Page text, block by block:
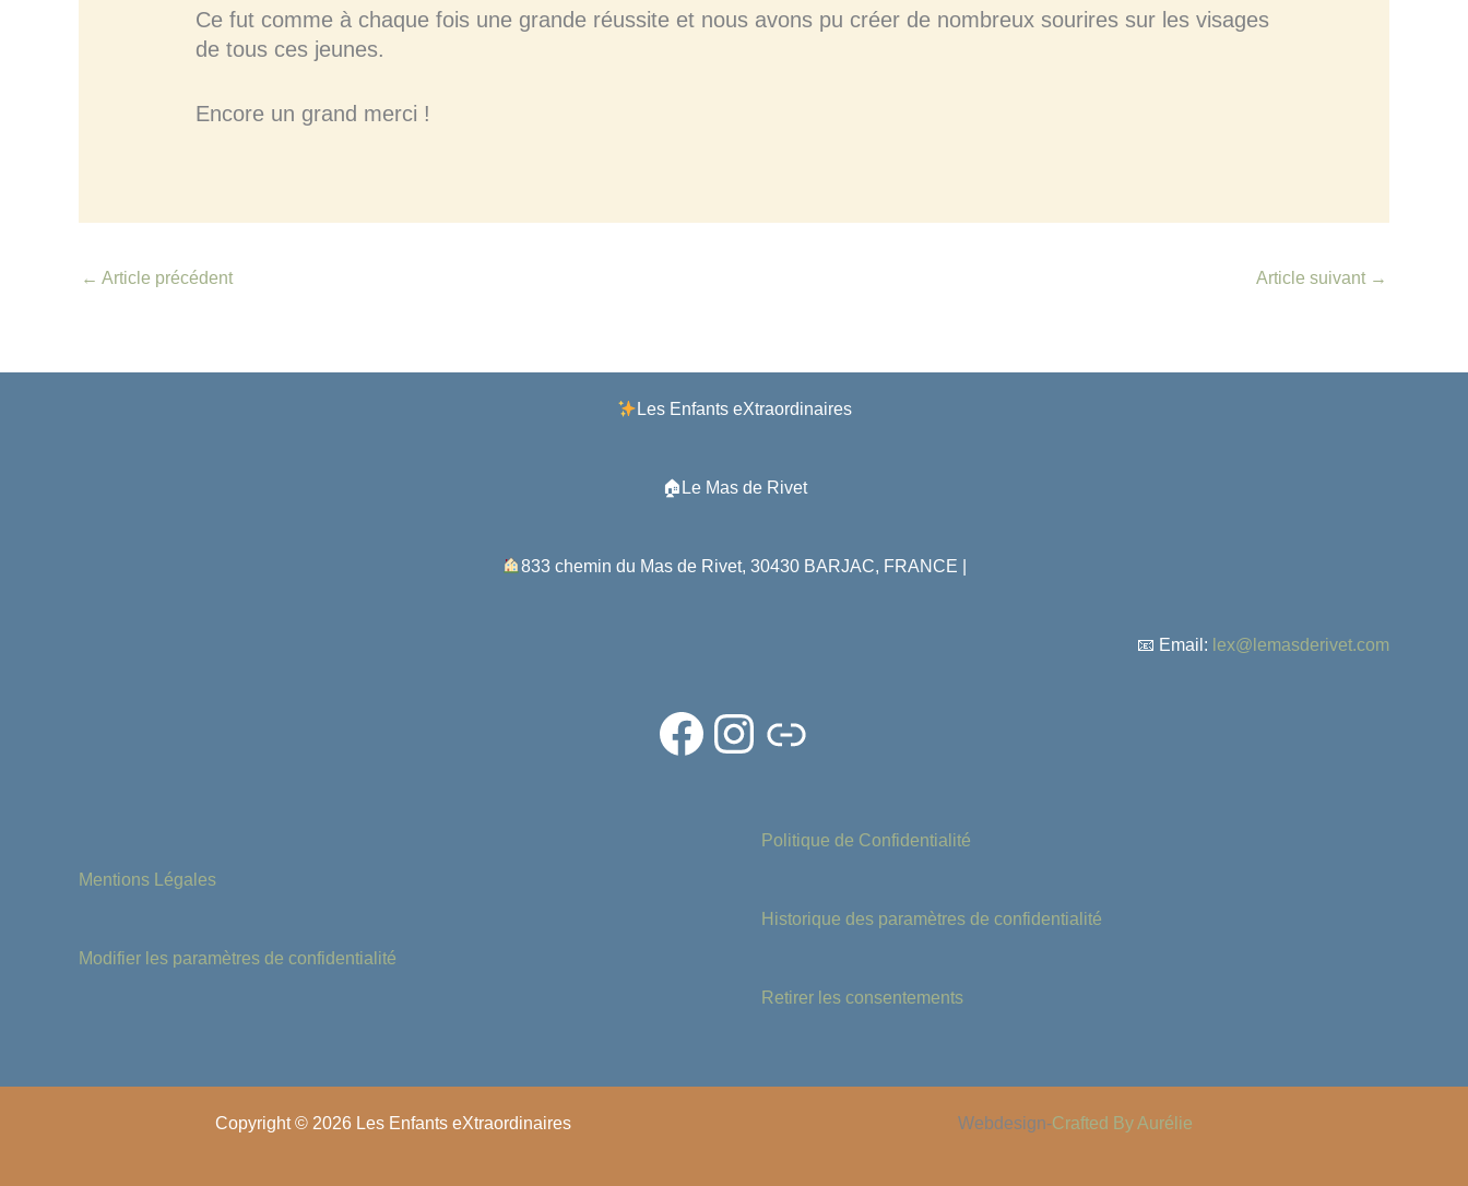
Ce fut comme à chaque fois une grande réussite et nous avons pu créer de nombreux sourires sur les visages
de tous ces jeunes.
Encore un grand merci !
← Article précédent Article suivant →
Les Enfants eXtraordinaires
🏠Le Mas de Rivet
833 chemin du Mas de Rivet, 30430 BARJAC, FRANCE |
📧 Email: lex@lemasderivet.com
Facebook
Instagram
Lien
Mentions Légales
Modifier les paramètres de confidentialité
Politique de Confidentialité
Historique des paramètres de confidentialité
Retirer les consentements
Copyright © 2026 Les Enfants eXtraordinaires Webdesign-Crafted By Aurélie